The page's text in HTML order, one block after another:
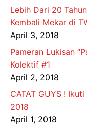
Lebih Dari 20
Kembali Mekar di
April 3, 2018
Pameran Lukisan
Kolektif #1
April 2, 2018
CATAT GUYS !
2018
April 1, 2018